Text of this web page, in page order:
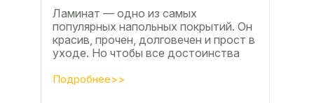
Ламинат — одно из самых
популярных напольных покрытий. Он
красив, прочен, долговечен и прост в
уходе. Но чтобы все достоинства
раскрылись, важно...
Подробнее>>